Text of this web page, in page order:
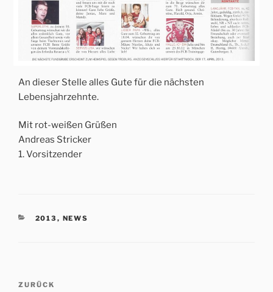
An dieser Stelle alles Gute für die nächsten
Lebensjahrzehnte.
Mit rot-weißen Grüßen
Andreas Stricker
1. Vorsitzender
KATEGORIEN
2013 , NEWS
Beitrags-
Vorheriger
ZURÜCK